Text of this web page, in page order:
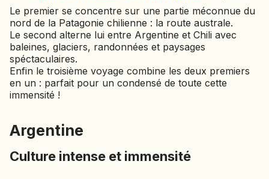
Le premier se concentre sur une partie méconnue du
nord de la Patagonie chilienne : la route australe.
Le second alterne lui entre Argentine et Chili avec
baleines, glaciers, randonnées et paysages
spéctaculaires.
Enfin le troisième voyage combine les deux premiers
en un : parfait pour un condensé de toute cette
immensité !
Argentine
Culture intense et immensité